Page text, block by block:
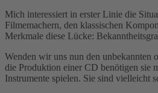
Mich interessiert in erster Linie die
Filmemachern, den klassischen
Merkmale diese Lücke:
Wenden wir uns nun den unbekannten
die Produktion einer CD benötigen sie
Instrumente spielen. Sie sind vielleicht